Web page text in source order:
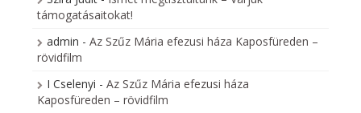
támogatásaitokat!
admin - Az Szűz Mária efezusi háza Kaposfüreden –
rövidfilm
I Cselenyi - Az Szűz Mária efezusi háza
Kaposfüreden – rövidfilm